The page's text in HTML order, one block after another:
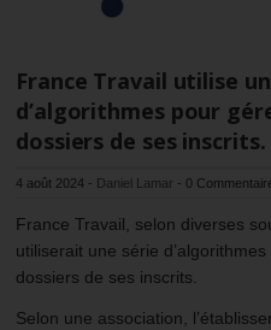
France Travail utilise
d’algorithmes pour
dossiers de ses inscrits.
4 août 2024 - Daniel Lamar - 0
France Travail, selon diverses
utiliserait une série
dossiers de ses inscrits.
Selon une association,